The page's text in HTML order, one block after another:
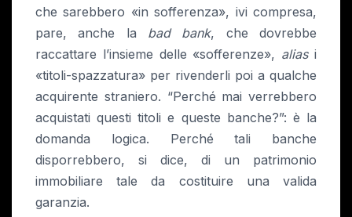
che sarebbero «in sofferenza», ivi compresa,
pare, anche la bad bank, che dovrebbe
raccattare l’insieme delle «sofferenze», aliasi
«titoli-spazzatura» per rivenderli poi a qualche
acquirente straniero. “Perché mai verrebbero
acquistati questi titoli e queste banche?”: è la
domanda logica. Perché tali banche
disporrebbero, si dice, di un patrimonio
immobiliare tale da costituire una valida
garanzia.